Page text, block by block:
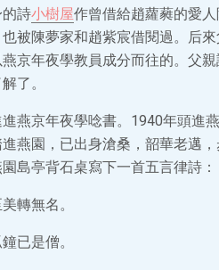
詩小樹屋作曾借給趙蘿蕤的愛
被陳夢家和趙紫宸借閱過。后
京年夜學教員成分而往的。父
了。
燕京年夜學唸書。1940年頭進
燕園，已出身滄桑，韶華老邁
島亭背石桌寫下一首五言律詩：
轉無名。
已是僧。